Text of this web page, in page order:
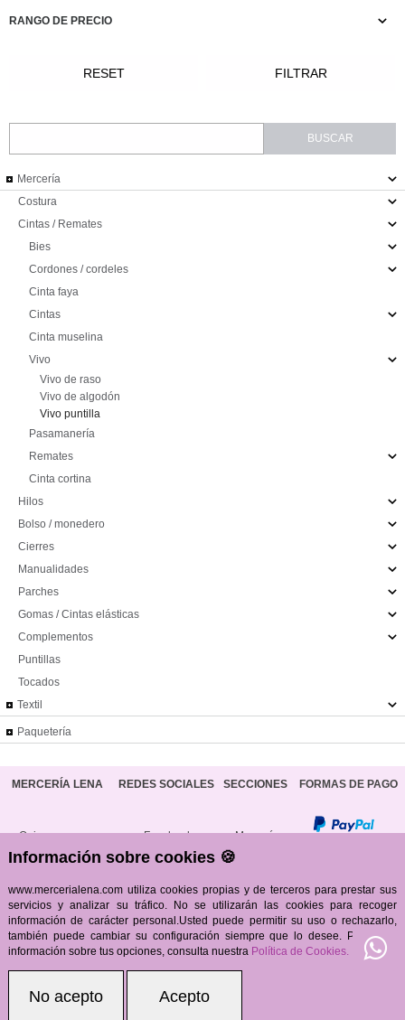
RANGO DE PRECIO
Mercería
Costura
Cintas / Remates
Bies
Cordones / cordeles
Cinta faya
Cintas
Cinta muselina
Vivo
Vivo de raso
Vivo de algodón
Vivo puntilla
Pasamanería
Remates
Cinta cortina
Hilos
Bolso / monedero
Cierres
Manualidades
Parches
Gomas / Cintas elásticas
Complementos
Puntillas
Tocados
Textil
Paquetería
MERCERÍA LENA REDES SOCIALES SECCIONES FORMAS DE PAGO
Quienes somos Facebook Mercería
Dónde estamos Instagram Textil ENVÍOS
Política de Privacidad Whatsapp Blog
Gestión
PROTECCIÓN DE DATOS-CONDICIONES GENERALES
Información sobre cookies 🍪
www.mercerialena.com utiliza cookies propias y de terceros para prestar sus
servicios y analizar su tráfico. No se utilizarán las cookies para recoger
información de carácter personal.Usted puede permitir su uso o rechazarlo,
también puede cambiar su configuración siempre que lo desee. Para más
información sobre tus opciones, consulta nuestra Política de Cookies.
No acepto Acepto